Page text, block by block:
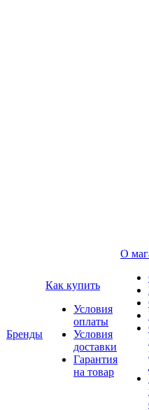
Бренды
Как купить
Условия
оплаты
Условия
доставки
Гарантия
на товар
О